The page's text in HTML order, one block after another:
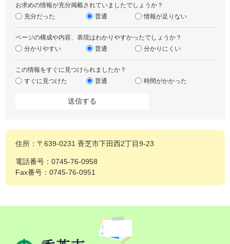
お求めの情報が充分掲載されていましたでしょうか？
充分だった
普通 情報が足りない
ページの構成や内容、表現はわかりやすかったでしょうか？
分かりやすい
普通 分かりにくい
この情報をすぐに見つけられましたか？
すぐに見つけた
普通 時間がかかった
住所：〒639-0231 香芝市下田西2丁目9-23
電話番号：0745-76-0958
Fax番号：0745-76-0951